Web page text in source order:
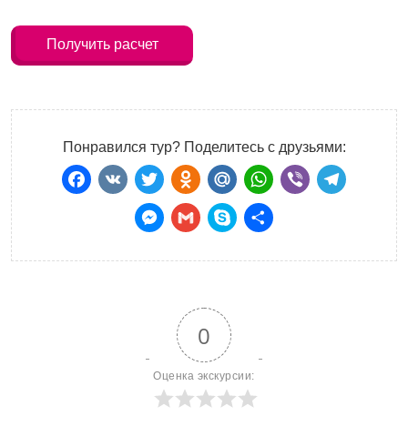
Получить расчет
Понравился тур? Поделитесь с друзьями:
Facebook
VKTwitter
Odnoklassniki
Mail.Ru
WhatsApp
Отправить
0
Оценка экскурсии: